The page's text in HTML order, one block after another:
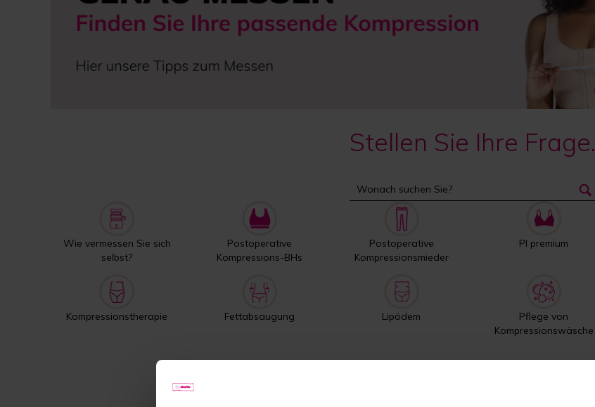
Stellen Sie Ihre Frage.
Wie vermessen Sie sich
selbst?
Postoperative
Kompressions-BHs
Postoperative
Kompressionsmieder
PI premium
Kompressionstherapie Fettabsaugung Lipödem
Pflege von
Kompressionswäsche